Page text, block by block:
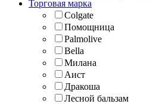
Торговая марка
Colgate
Помощница
Palmolive
Bella
Милана
Аист
Дракоша
Лесной бальзам